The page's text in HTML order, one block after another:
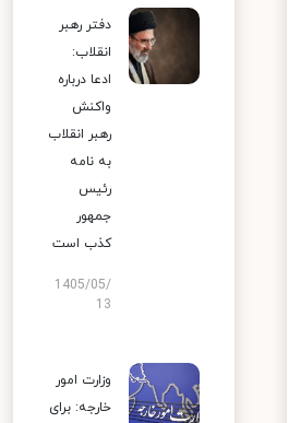
دفتر رهبر
انقلاب:
ادعا درباره
واکنش
رهبر انقلاب
به نامه
رئیس
جمهور
کذب است
1405/05/
13
وزارت امور
خارجه: برای